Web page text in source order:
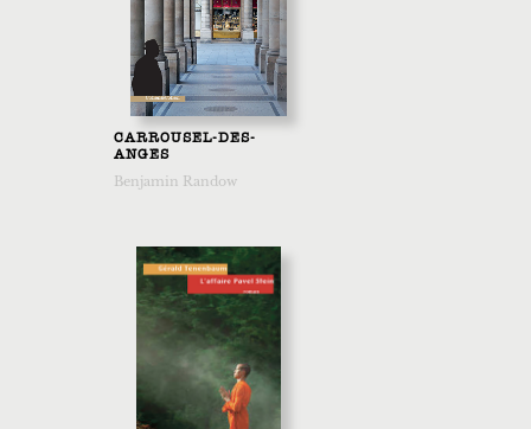
CARROUSEL-DES-
ANGES
Benjamin Randow